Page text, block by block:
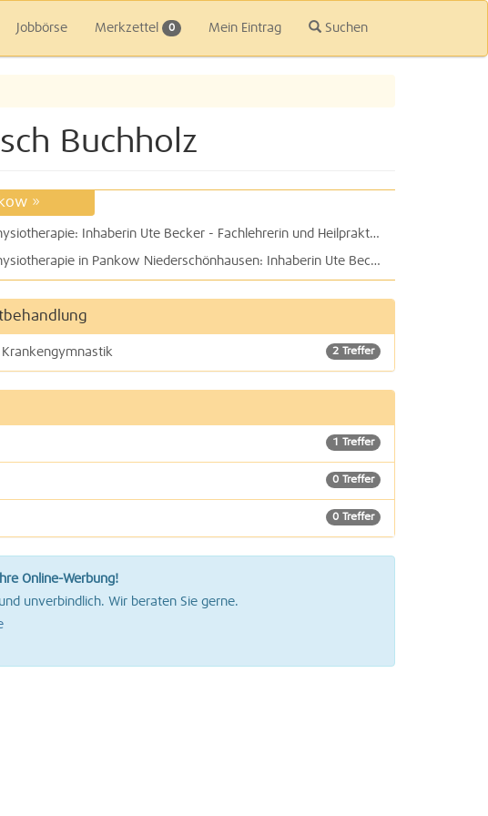
Jobbörse Merkzettel 0 Mein Eintrag Suchen
Buchholz
»
physionorth Praxis für Physiotherapie: Inhaberin Ute Becker - Fachlehrerin und Heilpraktikerin für Physiotherapie
physionorth Praxis für Physiotherapie in Pankow Niederschönhausen: Inhaberin Ute Becker - Fachlehrerin für Orthopädie, Manuelle Therapie und Unfallchirurgie
2 Treffer
Krankengymnastik
1 Treffer
0 Treffer
0 Treffer
0 Treffer
0 Treffer
Online-Werbung!
unverbindlich. Wir beraten Sie gerne.